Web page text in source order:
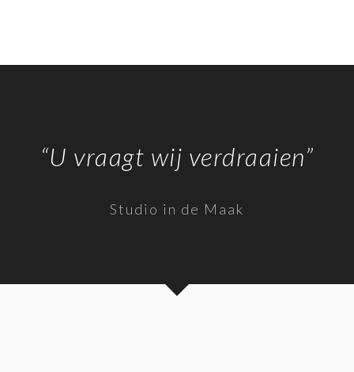
“U vraagt wij verdraaien”
Studio in de Maak